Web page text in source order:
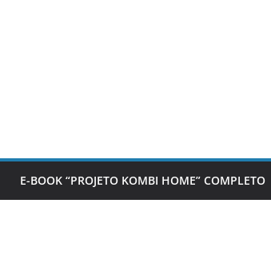
E-BOOK “PROJETO KOMBI HOME” COMPLETO